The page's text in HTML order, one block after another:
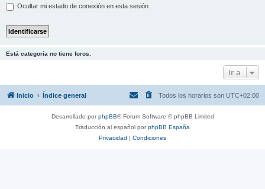
Ocultar mi estado de conexión en esta sesión
Está categoría no tiene foros.
Ir a
Inicio Índice general Todos los horarios son UTC+02:00
Desarrollado porphpBB® Forum Software © phpBB Limited
Traducción al español porphpBB España
Privacidad | Condiciones